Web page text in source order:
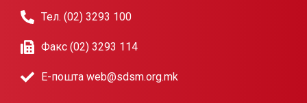
Тел. (02) 3293 100
Факс (02) 3293 114
Е-пошта web@sdsm.org.mk